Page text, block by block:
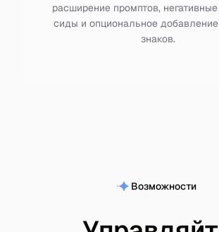
расширение промптов,
сиды и опциональное
знаков.
Возможности